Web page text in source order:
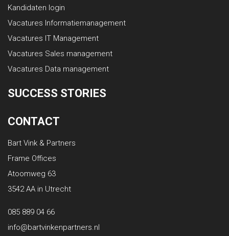
Kandidaten login
Vacatures Informatiemanagement
Vacatures IT Management
Vacatures Sales management
Vacatures Data management
SUCCESS STORIES
CONTACT
Bart Vink & Partners
Frame Offices
Atoomweg 63
3542 AA in Utrecht
085 889 04 66
info@bartvinkenpartners.nl